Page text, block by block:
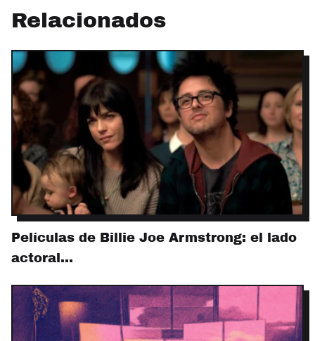
Relacionados
Películas de Billie Joe Armstrong: el lado
actoral…